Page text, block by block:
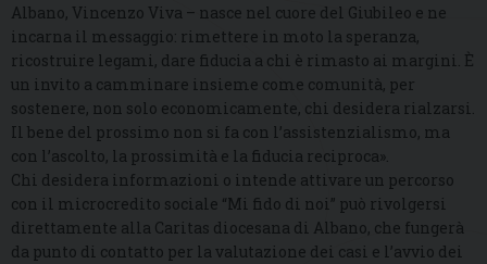
Albano, Vincenzo Viva – nasce nel cuore del Giubileo e ne
incarna il messaggio: rimettere in moto la speranza,
ricostruire legami, dare fiducia a chi è rimasto ai margini. È
un invito a camminare insieme come comunità, per
sostenere, non solo economicamente, chi desidera rialzarsi.
Il bene del prossimo non si fa con l’assistenzialismo, ma
con l’ascolto, la prossimità e la fiducia reciproca».
Chi desidera informazioni o intende attivare un percorso
con il microcredito sociale “Mi fido di noi” può rivolgersi
direttamente alla Caritas diocesana di Albano, che fungerà
da punto di contatto per la valutazione dei casi e l’avvio dei